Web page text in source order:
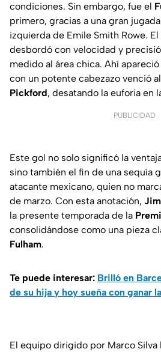
condiciones. Sin embargo, fue el
primero, gracias a una gran
izquierda de Emile Smith Rowe.
desbordó con velocidad y
medido al área chica. Ahí apareció
con un potente cabezazo venció
Pickford, desatando la euforia en
PUBLICIDAD
Este gol no solo significó la
sino también el fin de una sequía
atacante mexicano, quien no
de marzo. Con esta anotación,
la presente temporada de la
consolidándose como una pieza
Fulham.
Te puede interesar: Brilló en
de su hija y hoy sueña con ganar
El equipo dirigido por Marco Silva